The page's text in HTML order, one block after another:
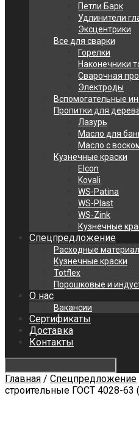
Петли Барк
Удлинители
Эксцентрики
Все для сварки
Горелки
Наконечники
Сварочная
Электроды
Вспомогательные
Пропитки для
Лазурь
Масло для
Масло с
Кузнечные краски
Elcon
Kovali
WS-Patina
WS-Plast
WS-Zink
Кузнечные
Спецпредложение
Расходные
Кузнечные краски
Totflex
Порошковые и
О нас
Вакансии
Сертификаты
Доставка
Контакты
Главная / Спецпредложение
строительные ГОСТ 4028-63